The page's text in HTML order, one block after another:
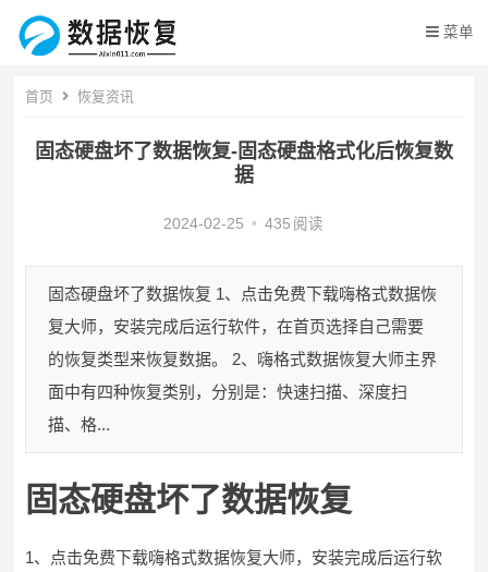
菜单
首页 恢复资讯
固态硬盘坏了数据恢复-固态硬盘格式化后恢复数
据
2024-02-25 • 435 阅读
固态硬盘坏了数据恢复 1、点击免费下载嗨格式数据恢
复大师，安装完成后运行软件，在首页选择自己需要
的恢复类型来恢复数据。 2、嗨格式数据恢复大师主界
面中有四种恢复类别，分别是：快速扫描、深度扫
描、格...
固态硬盘坏了数据恢复
1、点击免费下载嗨格式数据恢复大师，安装完成后运行软